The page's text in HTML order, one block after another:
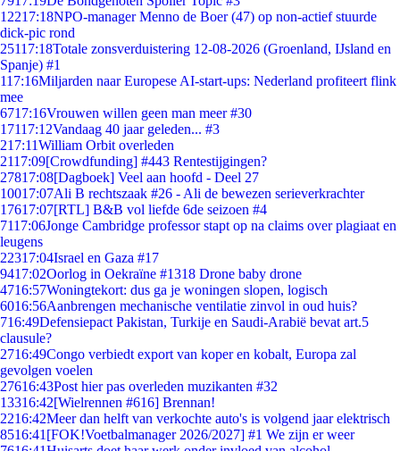
12217:18NPO-manager Menno de Boer (47) op non-actief stuurde
dick-pic rond
25117:18Totale zonsverduistering 12-08-2026 (Groenland, IJsland en
Spanje) #1
117:16Miljarden naar Europese AI-start-ups: Nederland profiteert flink
mee
6717:16Vrouwen willen geen man meer #30
17117:12Vandaag 40 jaar geleden... #3
217:11William Orbit overleden
2117:09[Crowdfunding] #443 Rentestijgingen?
27817:08[Dagboek] Veel aan hoofd - Deel 27
10017:07Ali B rechtszaak #26 - Ali de bewezen serieverkrachter
17617:07[RTL] B&B vol liefde 6de seizoen #4
7117:06Jonge Cambridge professor stapt op na claims over plagiaat en
leugens
22317:04Israel en Gaza #17
9417:02Oorlog in Oekraïne #1318 Drone baby drone
4716:57Woningtekort: dus ga je woningen slopen, logisch
6016:56Aanbrengen mechanische ventilatie zinvol in oud huis?
716:49Defensiepact Pakistan, Turkije en Saudi-Arabië bevat art.5
clausule?
2716:49Congo verbiedt export van koper en kobalt, Europa zal
gevolgen voelen
27616:43Post hier pas overleden muzikanten #32
13316:42[Wielrennen #616] Brennan!
2216:42Meer dan helft van verkochte auto's is volgend jaar elektrisch
8516:41 [FOK!Voetbalmanager 2026/2027] #1 We zijn er weer